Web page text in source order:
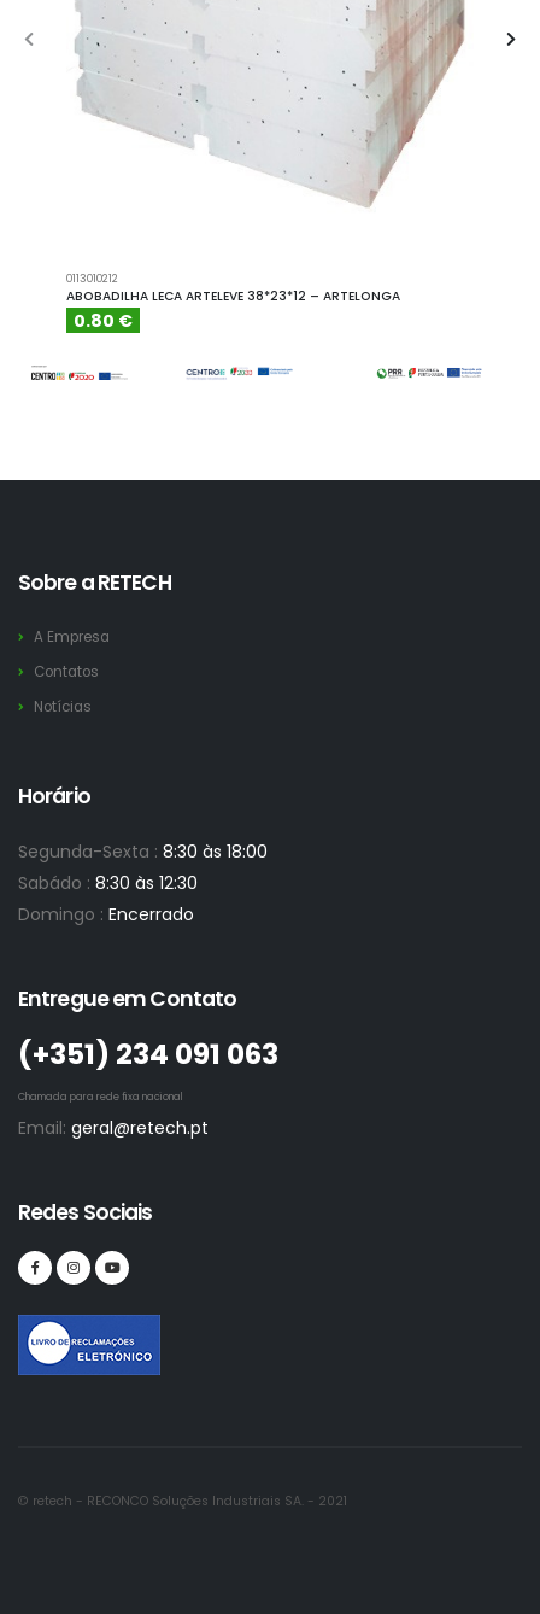
0113010212
ABOBADILHA LECA ARTELEVE 38*23*12 – ARTELONGA
0.80 €
Sobre a RETECH
A Empresa
Contatos
Notícias
Horário
Segunda-Sexta : 8:30 às 18:00
Sabádo : 8:30 às 12:30
Domingo : Encerrado
Entregue em Contato
(+351)­ 234 091 063
Chamada para rede fixa nacional
Email: geral@retech.pt
Redes Sociais
© retech - RECONCO Soluções Industriais SA. - 2021